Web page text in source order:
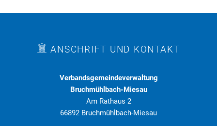
ANSCHRIFT UND KONTAKT
Verbandsgemeindeverwaltung
Bruchmühlbach-Miesau
Am Rathaus 2
66892 Bruchmühlbach-Miesau